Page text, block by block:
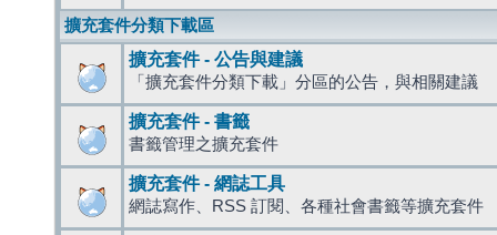
擴充套件分類下載區
擴充套件 - 公告與建議
「擴充套件分類下載」分區的公告，與相關建議
擴充套件 - 書籤
書籤管理之擴充套件
擴充套件 - 網誌工具
網誌寫作、RSS 訂閱、各種社會書籤等擴充套件